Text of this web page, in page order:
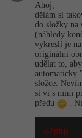
UML
MS-
3D
Swift
Kotlin
C -80%
SQL
Ahoj,
dělám si
do složky na
(náhledy
vykreslí je
originální
udělat to,
automaticky
složce.
si ví s mím
předu
.
<?php